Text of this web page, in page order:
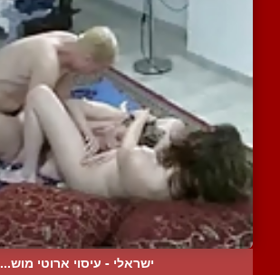
ישראלי - עיסוי ארוטי מוש...